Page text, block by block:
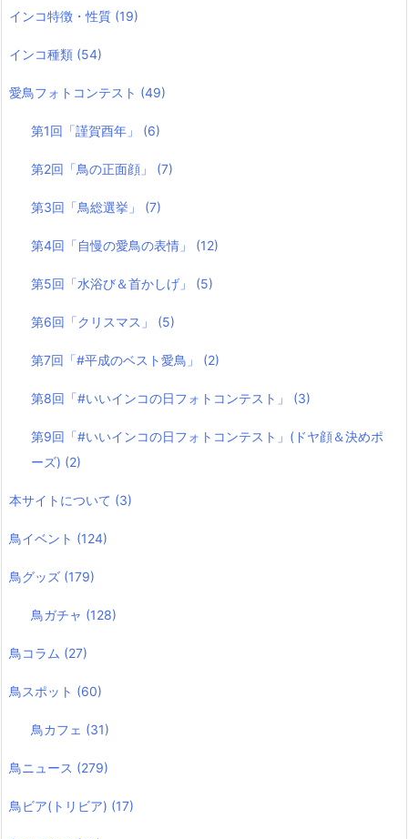
インコ特徴・性質 (19)
インコ種類 (54)
愛鳥フォトコンテスト (49)
第1回「謹賀酉年」 (6)
第2回「鳥の正面顔」 (7)
第3回「鳥総選挙」 (7)
第4回「自慢の愛鳥の表情」 (12)
第5回「水浴び＆首かしげ」 (5)
第6回「クリスマス」 (5)
第7回「#平成のベスト愛鳥」 (2)
第8回「#いいインコの日フォトコンテスト」 (3)
第9回「#いいインコの日フォトコンテスト」(ドヤ顔＆決めポ
ーズ) (2)
本サイトについて (3)
鳥イベント (124)
鳥グッズ (179)
鳥ガチャ (128)
鳥コラム (27)
鳥スポット (60)
鳥カフェ (31)
鳥ニュース (279)
鳥ビア(トリビア) (17)